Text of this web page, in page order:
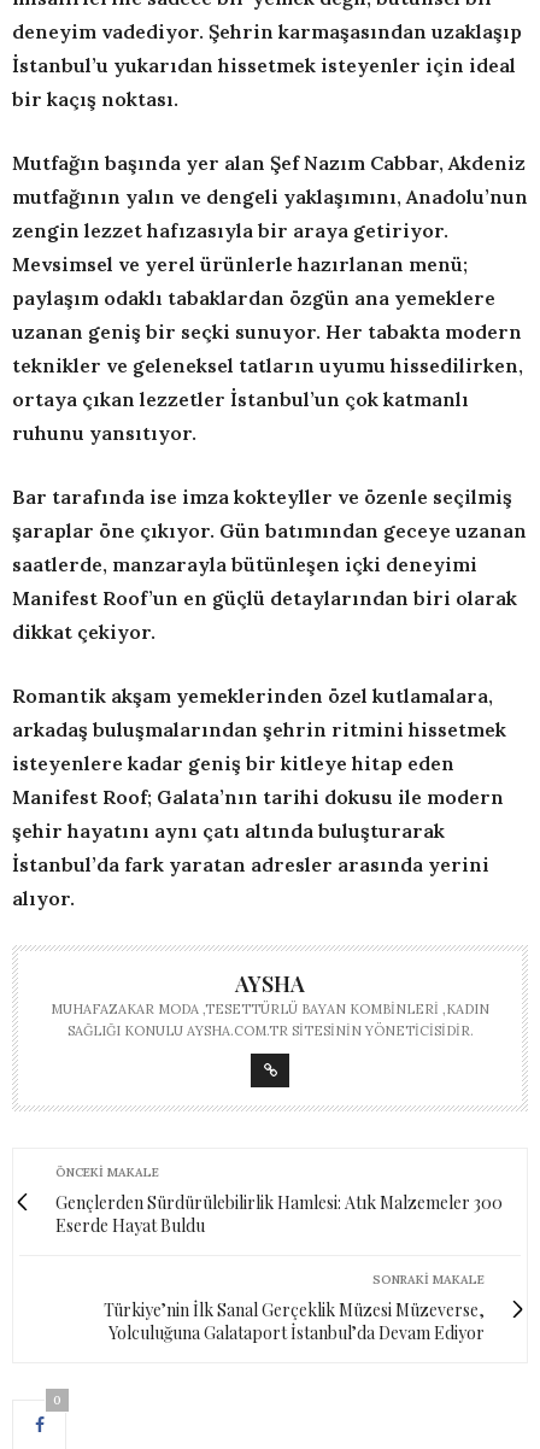
deneyim vadediyor. Şehrin karmaşasından uzaklaşıp
İstanbul’u yukarıdan hissetmek isteyenler için ideal
bir kaçış noktası.
Mutfağın başında yer alan Şef Nazım Cabbar, Akdeniz
mutfağının yalın ve dengeli yaklaşımını, Anadolu’nun
zengin lezzet hafızasıyla bir araya getiriyor.
Mevsimsel ve yerel ürünlerle hazırlanan menü;
paylaşım odaklı tabaklardan özgün ana yemeklere
uzanan geniş bir seçki sunuyor. Her tabakta modern
teknikler ve geleneksel tatların uyumu hissedilirken,
ortaya çıkan lezzetler İstanbul’un çok katmanlı
ruhunu yansıtıyor.
Bar tarafında ise imza kokteyller ve özenle seçilmiş
şaraplar öne çıkıyor. Gün batımından geceye uzanan
saatlerde, manzarayla bütünleşen içki deneyimi
Manifest Roof’un en güçlü detaylarından biri olarak
dikkat çekiyor.
Romantik akşam yemeklerinden özel kutlamalara,
arkadaş buluşmalarından şehrin ritmini hissetmek
isteyenlere kadar geniş bir kitleye hitap eden
Manifest Roof; Galata’nın tarihi dokusu ile modern
şehir hayatını aynı çatı altında buluşturarak
İstanbul’da fark yaratan adresler arasında yerini
alıyor.
AYSHA
MUHAFAZAKAR MODA ,TESETTÜRLÜ BAYAN KOMBINLERI ,KADIN
SAĞLIĞI KONULU AYSHA.COM.TR SITESININ YÖNETICISIDIR.
ÖNCEKI MAKALE
Gençlerden Sürdürülebilirlik Hamlesi: Atık Malzemeler 300
Eserde Hayat Buldu
SONRAKI MAKALE
Türkiye’nin İlk Sanal Gerçeklik Müzesi Müzeverse,
Yolculuğuna Galataport İstanbul’da Devam Ediyor
0